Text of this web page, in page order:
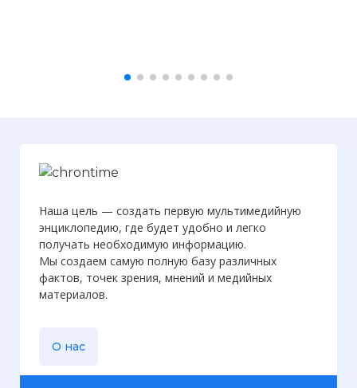
Наша цель — создать первую мультимедийную
энциклопедию, где будет удобно и легко
получать необходимую информацию.
Мы создаем самую полную базу различных
фактов, точек зрения, мнений и медийных
материалов.
О нас